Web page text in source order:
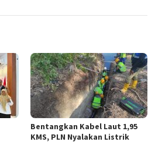
Bentangkan Kabel Laut 1,95
KMS, PLN Nyalakan Listrik